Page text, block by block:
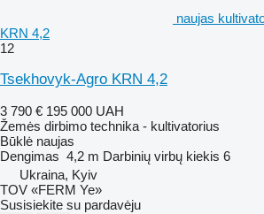
naujas
KRN 4,2
12
Tsekhovyk-Agro KRN 4,2
3 790 € 195 000 UAH
Žemės dirbimo technika - kultivatorius
Būklė naujas
Dengimas 4,2 m Darbinių virbų kiekis 6
Ukraina, Kyiv
TOV «FERM Ye»
Susisiekite su pardavėju